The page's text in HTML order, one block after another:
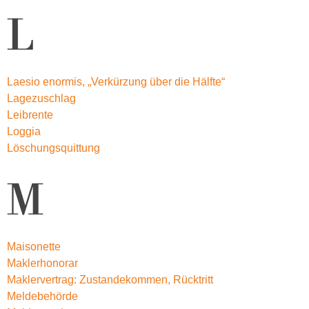
L
Laesio enormis, „Verkürzung über die Hälfte“
Lagezuschlag
Leibrente
Loggia
Löschungsquittung
M
Maisonette
Maklerhonorar
Maklervertrag: Zustandekommen, Rücktritt
Meldebehörde